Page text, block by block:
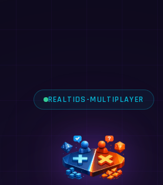
REALTIDS-MULTIPLAYER